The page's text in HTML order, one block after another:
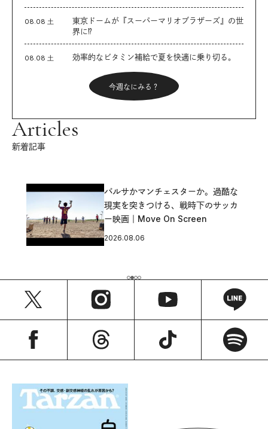
08.08 土
東京ドームが『スーパーマリオブラザーズ』の世
界に⁉︎
08.08 土 効率的なビタミン補給で夏を快適に乗り切る。
今週なにみる？
Articles
新着記事
バルサかマンチェスターか。過酷な
現実を突きつける、戦時下のサッカ
ー映画｜Move On Screen
2026.08.06